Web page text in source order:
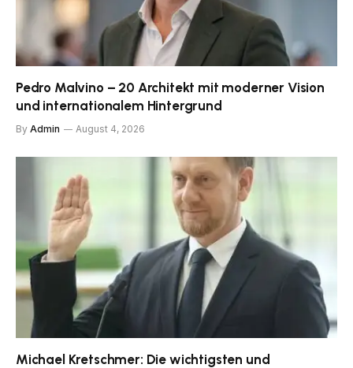
Pedro Malvino – 20 Architekt mit moderner Vision
und internationalem Hintergrund
By Admin August 4, 2026
Michael Kretschmer: Die wichtigsten und